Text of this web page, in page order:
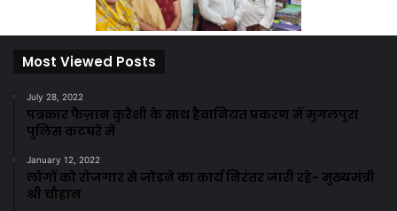
Most Viewed Posts
July 28, 2022
पत्रकार फैज़ान कुरैशी के साथ हैवानियत प्रकरण में मुगलपुरा
पुलिस कटघरे में
January 12, 2022
लोगों को रोजगार से जोड़ने का कार्य निरंतर जारी रहे- मुख्यमंत्री
श्री चौहान